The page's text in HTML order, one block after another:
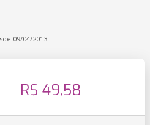
09/04/2013
R$ 49,58